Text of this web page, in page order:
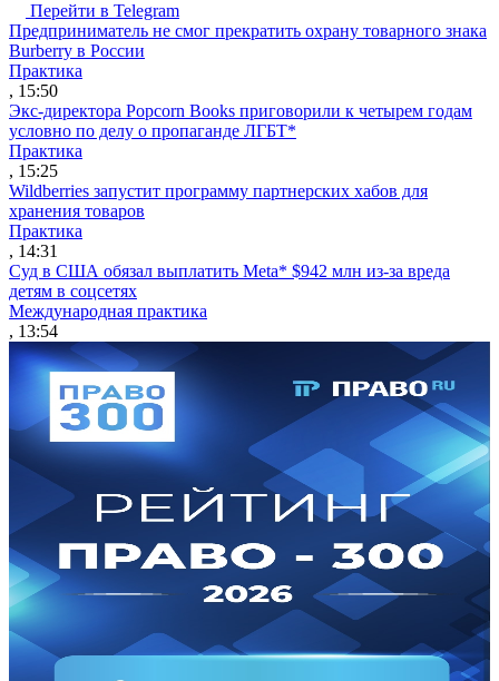
Перейти в Telegram
Предприниматель не смог прекратить охрану товарного знака
Burberry в России
Практика
, 15:50
Экс-директора Popcorn Books приговорили к четырем годам
условно по делу о пропаганде ЛГБТ*
Практика
, 15:25
Wildberries запустит программу партнерских хабов для
хранения товаров
Практика
, 14:31
Суд в США обязал выплатить Meta* $942 млн из-за вреда
детям в соцсетях
Международная практика
, 13:54